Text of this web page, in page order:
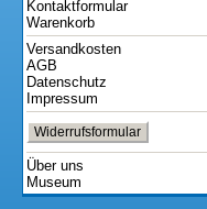
Kontaktformular
Warenkorb
Versandkosten
AGB
Datenschutz
Impressum
Widerrufsformular
Über uns
Museum